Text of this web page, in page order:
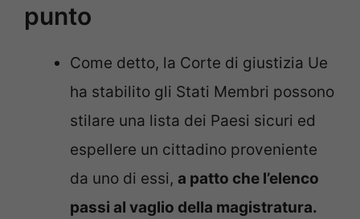
punto
Come detto, la Corte di giustizia Ue
ha stabilito gli Stati Membri possono
stilare una lista dei Paesi sicuri ed
espellere un cittadino proveniente
da uno di essi, a patto che l’elenco
passi al vaglio della magistratura.